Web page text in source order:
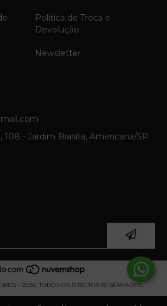
Política de Troca e
Devolução
Newsletter
108 - Jardim Brasilia, Americana/SP
- 2026. TODOS OS DIREITOS RESERVADOS.